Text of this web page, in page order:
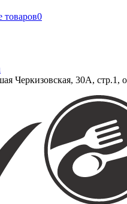
товаров0
Черкизовская, 30А, стр.1,